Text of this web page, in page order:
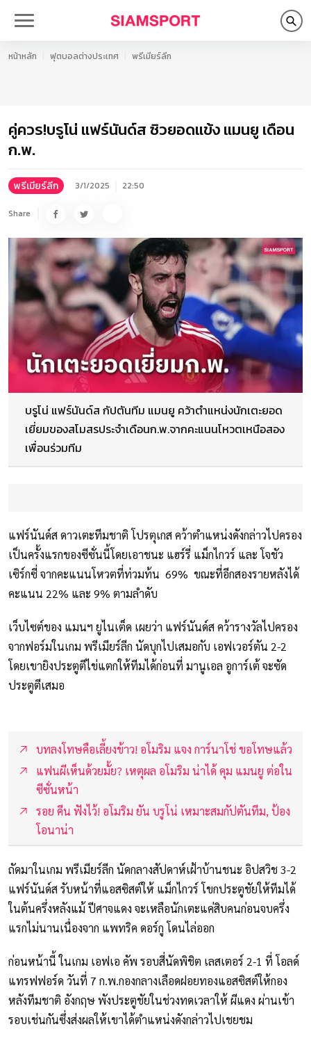
หน้าหลัก ฟุตบอลต่างประเทศ พรีเมียร์ลีก
คู่ควร!บรูโน่ แฟร์นันด์ส ซิวยอดแข้ง แมนยู เดือน
ก.พ.
พรีเมียร์ลีก 3/1/2025 22:50
Share
บรูโน่ แฟร์นันด์ส กัปตันทีม แมนยู คว้าตำแหน่งนักเตะยอด
เยี่ยมของสโมสรประจำเดือนก.พ.จากคะแนนโหวตเหนือสอง
เพื่อนร่วมทีม
แฟร์นันด์ส ดาวเตะทีมชาติ โปรตุเกส คว้าตำแหน่งดังกล่าวไปครอง
เป็นครั้งแรกของซีซั่นนี้โดยเอาชนะ แฮร์รี่ แม็กไกวร์ และ โจชัว
เซิร์กซี่ จากคะแนนโหวตที่ท่วมท้น 69% ขณะที่อีกสองรายหลังได้
คะแนน 22% และ 9% ตามลำดับ
เว็บไซต์ของ แมนฯ ยูไนเต็ด เผยว่า แฟร์นันด์ส คว้ารางวัลไปครอง
จากฟอร์มในเกม พรีเมียร์ลีก นัดบุกไปเสมอกับ เอฟเวอร์ตัน 2-2
โดยเขายิงประตูตีไข่แตกให้ทีมได้ก่อนที่ มานูเอล อูการ์เต้ จะซัด
ประตูตีเสมอ
บทลงโทษคือเลี้ยงข้าว! อโมริม แจง การ์นาโช่ ขอโทษแล้ว
แฟนผีเห็นด้วยมั้ย? เหตุผล อโมริม น่าได้ คุม แมนยู ต่อใน
ซีซั่นหน้า
รอย คีน ฟังไว้! อโมริม ยัน บรูโน่ เหมาะสมกัปตันทีม, ป้อง
โอนาน่า
ถัดมาในเกม พรีเมียร์ลีก นัดกลางสัปดาห์เฝ้าบ้านชนะ อิปสวิช 3-2
แฟร์นันด์ส รับหน้าที่แอสซิสต์ให้ แม็กไกวร์ โขกประตูชัยให้ทีมได้
ในต้นครึ่งหลังแม้ ปีศาจแดง จะเหลือนักเตะแค่สิบคนก่อนจบครึ่ง
แรกไม่นานเนื่องจาก แพทริค ดอร์กู โดนไล่ออก
ก่อนหน้านี้ ในเกม เอฟเอ คัพ รอบสี่นัดพิชิต เลสเตอร์ 2-1 ที่ โอลด์
แทรฟฟอร์ด วันที่ 7 ก.พ.กองกลางเลือดฝอยทองแอสซิสต์ให้กอง
หลังทีมชาติ อังกฤษ พังประตูชัยในช่วงทดเวลาให้ ผีแดง ผ่านเข้า
รอบเช่นกันซึ่งส่งผลให้เขาได้ตำแหน่งดังกล่าวไปเชยชม